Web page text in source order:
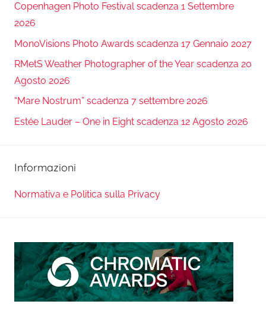
Copenhagen Photo Festival scadenza 1 Settembre
2026
MonoVisions Photo Awards scadenza 17 Gennaio 2027
RMetS Weather Photographer of the Year scadenza 20
Agosto 2026
“Mare Nostrum” scadenza 7 settembre 2026
Estée Lauder – One in Eight scadenza 12 Agosto 2026
Informazioni
Normativa e Politica sulla Privacy